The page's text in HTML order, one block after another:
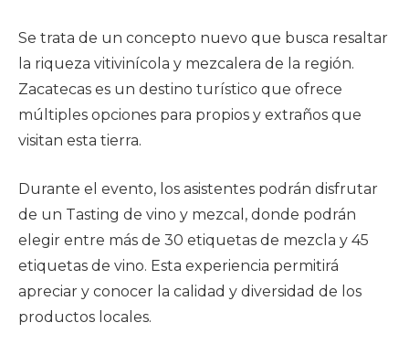
Se trata de un concepto nuevo que busca resaltar
la riqueza vitivinícola y mezcalera de la región.
Zacatecas es un destino turístico que ofrece
múltiples opciones para propios y extraños que
visitan esta tierra.
Durante el evento, los asistentes podrán disfrutar
de un Tasting de vino y mezcal, donde podrán
elegir entre más de 30 etiquetas de mezcla y 45
etiquetas de vino. Esta experiencia permitirá
apreciar y conocer la calidad y diversidad de los
productos locales.